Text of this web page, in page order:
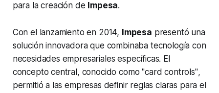
para la creación de Impesa.
Con el lanzamiento en 2014, Impesa presentó una
solución innovadora que combinaba tecnología con
necesidades empresariales específicas. El
concepto central, conocido como"card controls",
permitió a las empresas definir reglas claras para el